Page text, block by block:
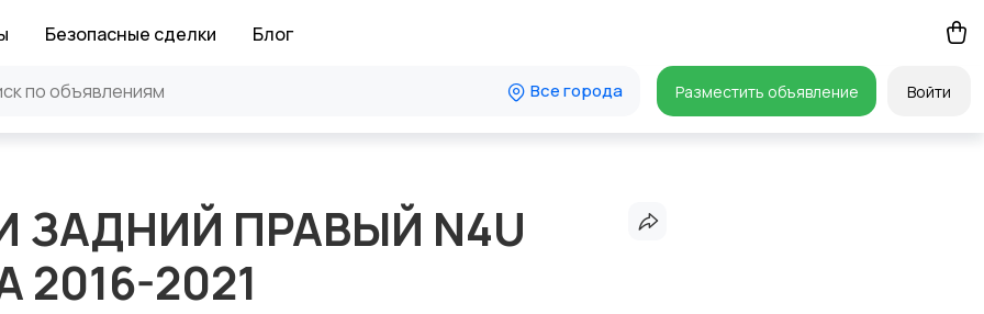
Безопасные сделки Блог
Все города Разместить объявление Войти
ЗАДНИЙ ПРАВЫЙ N4U
2016-2021